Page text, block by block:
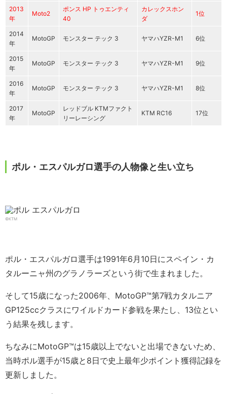
2013
年
Moto2
ポンス HP トゥエンティ
40
カレックスホン
ダ
1位
2014
年
MotoGP モンスター テック 3 ヤマハYZR-M1 6位
2015
年
MotoGP モンスター テック 3 ヤマハYZR-M1 9位
2016
年
MotoGP モンスター テック 3 ヤマハYZR-M1 8位
2017
年
MotoGP
レッドブル KTMファクト
リーレーシング
KTM RC16 17位
ポル・エスパルガロ選手の人物像と生い立ち
©KTM
ポル・エスパルガロ選手は1991年6月10日にスペイン・カ
タルーニャ州のグラノラーズという街で生まれました。
そして15歳になった2006年、MotoGP™第7戦カタルニア
GP125ccクラスにワイルドカード参戦を果たし、13位とい
う結果を残します。
ちなみにMotoGP™は15歳以上でないと出場できないため、
当時ポル選手が15歳と8日で史上最年少ポイント獲得記録を
更新しました。